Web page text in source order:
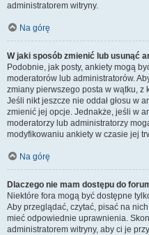
administratorem witryny.
Na górę
W jaki sposób zmienić lub usunąć
Podobnie, jak posty, ankiety mogą
moderatorów lub administratorów.
zmiany pierwszego posta w wątku, z
Jeśli nikt jeszcze nie oddał głosu w
zmienić jej opcje. Jednakże, jeśli w
moderatorzy lub administratorzy
modyfikowaniu ankiety w czasie jej
Na górę
Dlaczego nie mam dostępu do
Niektóre fora mogą być dostępne
Aby przeglądać, czytać, pisać na
mieć odpowiednie uprawnienia.
administratorem witryny, aby ci je